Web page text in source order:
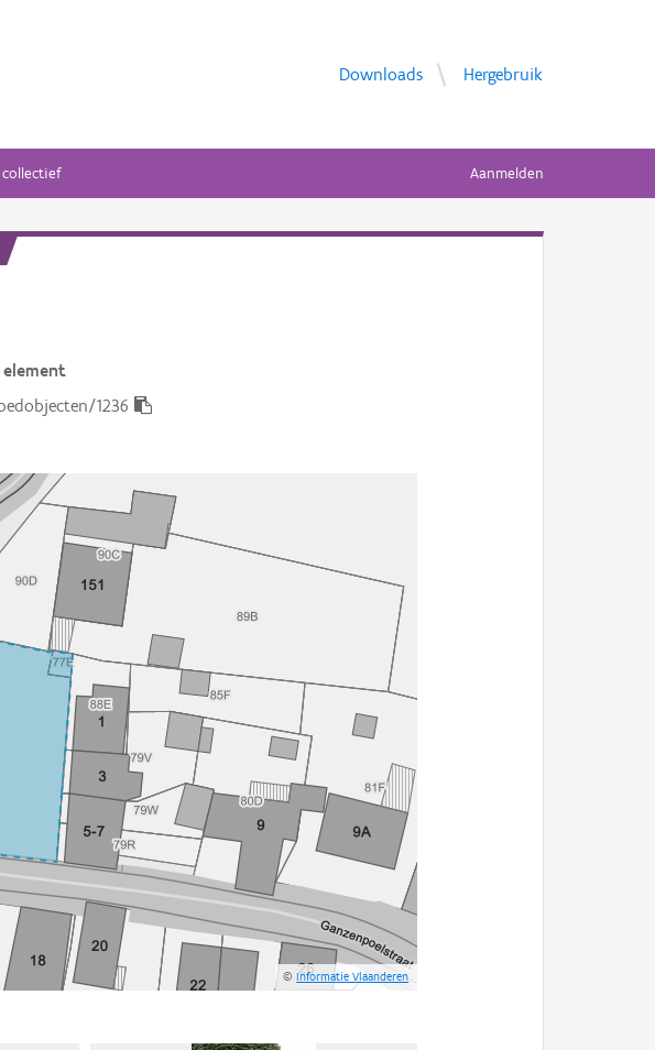
Downloads Hergebruik
Aanmelden
element
1236
©Informatie Vlaanderen